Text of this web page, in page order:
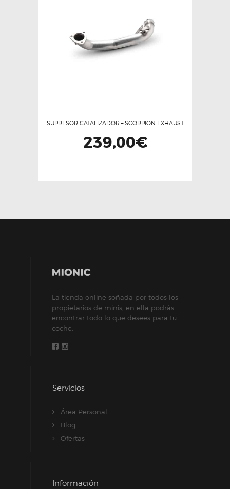
SUPRESOR CATALIZADOR – SCORPION EXHAUST
239,00€
La tienda online soñada por todos los
propietarios de minis, en ella podrás
encontrar todo lo que desees para tu
coche.
Servicios
Área Personal
Blog
Ofertas
Información